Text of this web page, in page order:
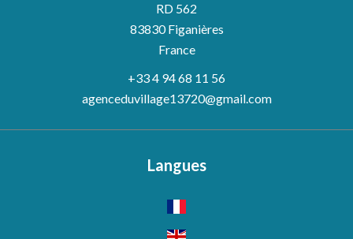
RD 562
83830Figanières
France
+33 4 94 68 11 56
agenceduvillage13720@gmail.com
Langues